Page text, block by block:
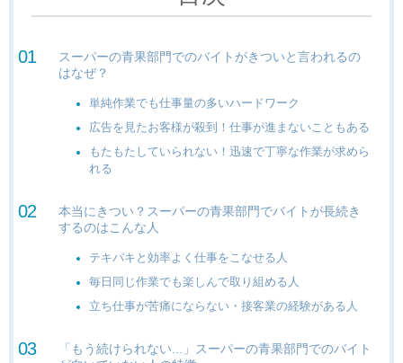
スーパーの青果部門でのバイトがきついと言われるの
はなぜ？
単純作業でも仕事量の多いハードワーク
広告を見たお客様が殺到！仕事が進まないこともある
もたもたしていられない！迅速で丁寧な作業が求めら
れる
本当にきつい？スーパーの青果部門でバイトが長続き
するのはこんな人
テキパキと効率よく仕事をこなせる人
毎日同じ作業でも楽しんで取り組める人
立ち仕事が苦痛にならない・接客業の経験がある人
「もう続けられない...」スーパーの青果部門でのバイト